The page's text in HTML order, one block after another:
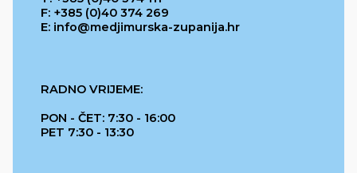
F: +385 (0)40 374 269
E: info@medjimurska-zupanija.hr
RADNO VRIJEME:
PON - ČET: 7:30 - 16:00
PET 7:30 - 13:30